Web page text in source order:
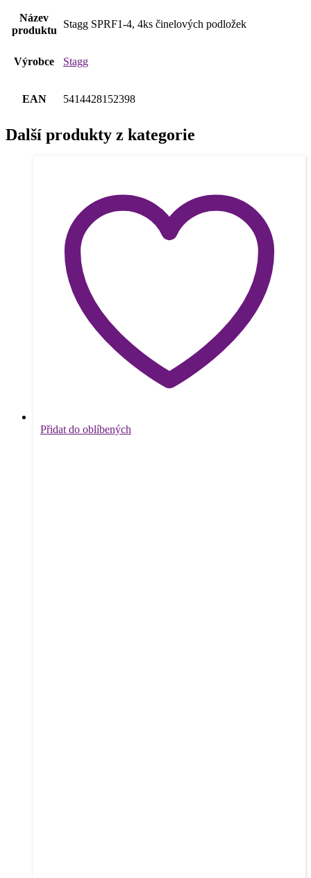
Název
produktu
Stagg SPRF1-4, 4ks činelových podložek
Výrobce Stagg
EAN 5414428152398
Další produkty z kategorie
Přidat do oblíbených